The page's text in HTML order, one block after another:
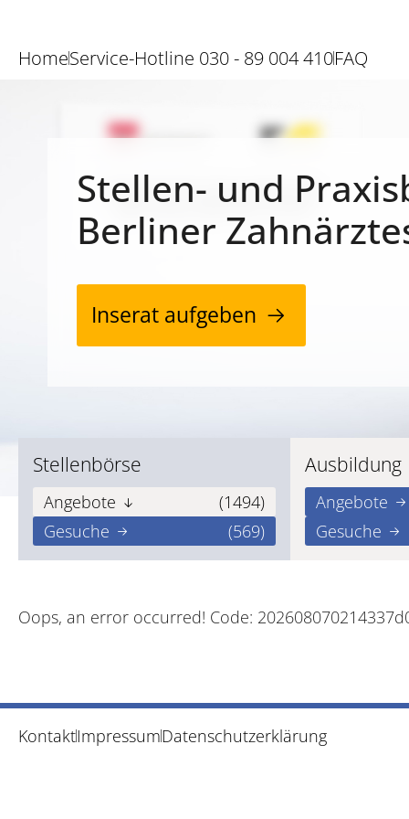
HomeService-Hotline 030 - 89 004 410FAQ
Stellen- und
Berliner
Inserat aufgeben
Stellenbörse
Angebote
(1494)
Gesuche
(569)
Ausbildung
Angebote
Gesuche
Oops, an error occurred! Code:
KontaktImpressumDatenschutzerklärung